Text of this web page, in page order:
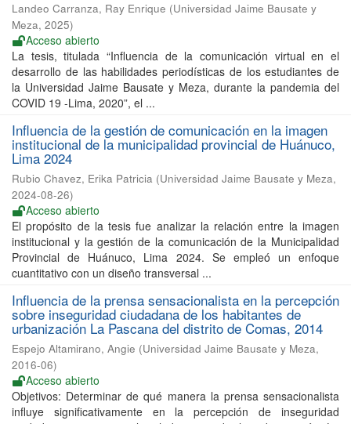
Landeo Carranza, Ray Enrique (Universidad Jaime Bausate y
Meza, 2025)
Acceso abierto
La tesis, titulada “Influencia de la comunicación virtual en el
desarrollo de las habilidades periodísticas de los estudiantes de
la Universidad Jaime Bausate y Meza, durante la pandemia del
COVID 19 -Lima, 2020”, el ...
Influencia de la gestión de comunicación en la imagen
institucional de la municipalidad provincial de Huánuco,
Lima 2024
Rubio Chavez, Erika Patricia (Universidad Jaime Bausate y Meza,
2024-08-26)
Acceso abierto
El propósito de la tesis fue analizar la relación entre la imagen
institucional y la gestión de la comunicación de la Municipalidad
Provincial de Huánuco, Lima 2024. Se empleó un enfoque
cuantitativo con un diseño transversal ...
Influencia de la prensa sensacionalista en la percepción
sobre inseguridad ciudadana de los habitantes de
urbanización La Pascana del distrito de Comas, 2014
Espejo Altamirano, Angie (Universidad Jaime Bausate y Meza,
2016-06)
Acceso abierto
Objetivos: Determinar de qué manera la prensa sensacionalista
influye significativamente en la percepción de inseguridad